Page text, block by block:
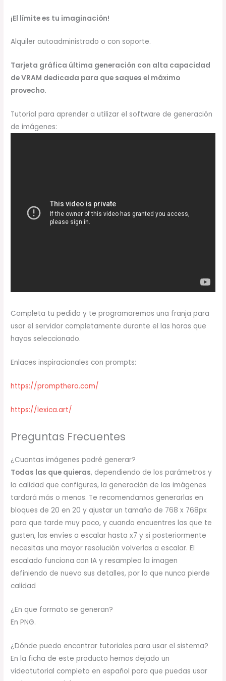
¡El límite es tu imaginación!
Alquiler autoadministrado o con soporte.
Tarjeta gráfica última generación con alta capacidad
de VRAM dedicada para que saques el máximo
provecho.
Tutorial para aprender a utilizar el software de generación
de imágenes:
Completa tu pedido y te programaremos una franja para
usar el servidor completamente durante el las horas que
hayas seleccionado.
Enlaces inspiracionales con prompts:
https://prompthero.com/
https://lexica.art/
Preguntas Frecuentes
¿Cuantas imágenes podré generar?
Todas las que quieras, dependiendo de los parámetros y
la calidad que configures, la generación de las imágenes
tardará más o menos. Te recomendamos generarlas en
bloques de 20 en 20 y ajustar un tamaño de 768 x 768px
para que tarde muy poco, y cuando encuentres las que te
gusten, las envíes a escalar hasta x7 y si posteriormente
necesitas una mayor resolución volverlas a escalar. El
escalado funciona con IA y resamplea la imagen
definiendo de nuevo sus detalles, por lo que nunca pierde
calidad
¿En que formato se generan?
En PNG.
¿Dónde puedo encontrar tutoriales para usar el sistema?
En la ficha de este producto hemos dejado un
videotutorial completo en español para que puedas usar